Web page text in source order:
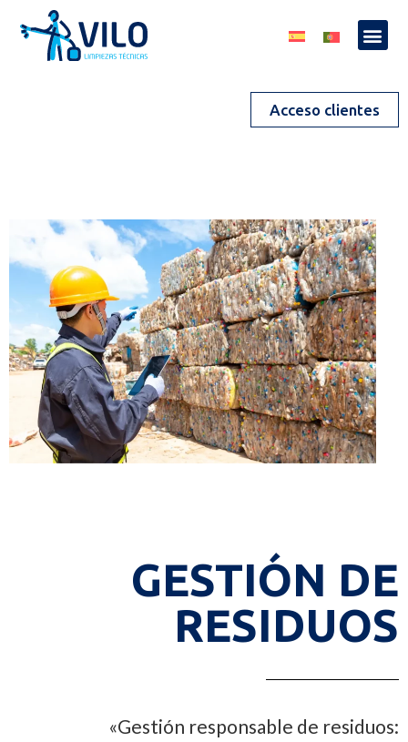
Acceso clientes
GESTIÓN DE
RESIDUOS
«Gestión responsable de residuos: